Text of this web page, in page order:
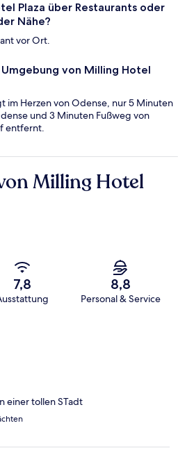
Plaza über Restaurants oder
Nähe?
vor Ort.
von Milling Hotel
im Herzen von Odense, nur 5 Minuten
und 3 Minuten Fußweg von
entfernt.
Milling Hotel
7,8 8,8
Personal & Service
einer tollen STadt